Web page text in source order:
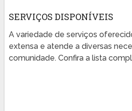
SERVIÇOS DISPONÍVEIS
A variedade de serviços
extensa e atende a diversas
comunidade. Confira a lista